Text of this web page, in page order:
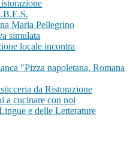
Maria Pellegrino
simulata
locale incontra
"Pizza napoletana, Romana
da Ristorazione
a cucinare con noi
e delle Letterature